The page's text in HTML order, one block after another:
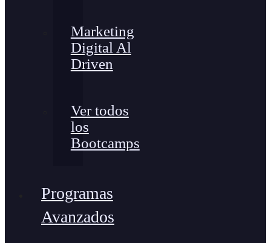
Marketing
Digital Al
Driven
Ver todos
los
Bootcamps
Programas
Avanzados